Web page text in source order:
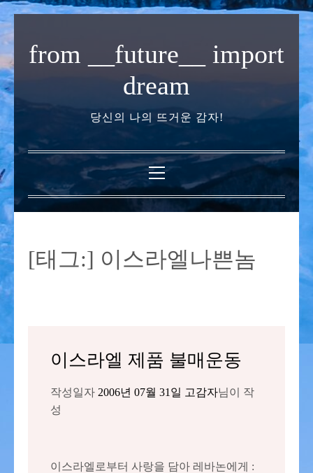
용
으
로
바
로
가
기
from __future__ import
dream
당신의 나의 뜨거운 감자!
기
본
메
뉴
[태그:] 이스라엘나쁜놈
이스라엘 제품 불매운동
작성일자 2006년 07월 31일 고감자님이 작
성
이스라엘로부터 사랑을 담아 레바논에게 :